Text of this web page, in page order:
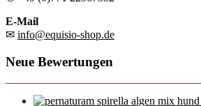
E-Mail
✉ info@equisio-shop.de
Neue Bewertungen